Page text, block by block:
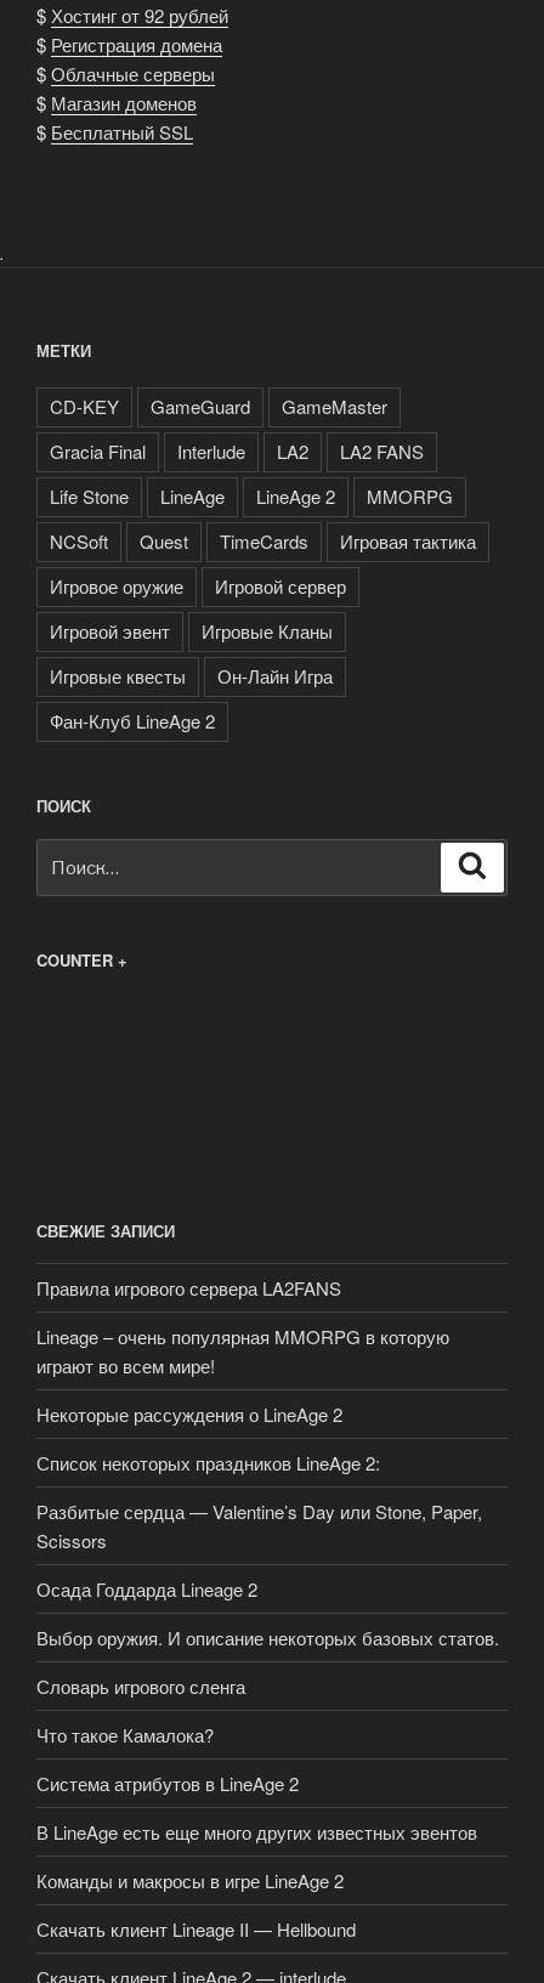
$ Хостинг от 92 рублей
$ Регистрация домена
$Облачные серверы
$ Магазин доменов
$ Бесплатный SSL
.
МЕТКИ
CD-KEY GameGuard
GameMaster
Gracia Final
Interlude LA2
LA2 FANS
Life Stone
LineAge LineAge 2
MMORPG
NCSoft
Quest TimeCards
Игровая тактика
Игровое оружие
Игровой сервер
Игровой эвент
Игровые Кланы
Игровые квесты
Он-Лайн Игра
Фан-Клуб LineAge 2
ПОИСК
COUNTER +
СВЕЖИЕ ЗАПИСИ
Правила игрового сервера LA2FANS
Lineage – очень популярная MMORPG в которую
играют во всем мире!
Некоторые рассуждения о LineAge 2
Список некоторых праздников LineAge 2:
Разбитые сердца — Valentine’s Day или Stone, Paper,
Scissors
Осада Годдарда Lineage 2
Выбор оружия. И описание некоторых базовых статов.
Словарь игрового сленга
Что такое Камалока?
Система атрибутов в LineAge 2
В LineAge есть еще много других известных эвентов
Команды и макросы в игре LineAge 2
Скачать клиент Lineage II — Hellbound
Скачать клиент LineAge 2 — interlude